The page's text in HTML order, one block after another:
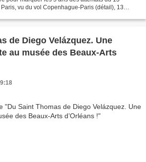
vu du vol Copenhague-Paris (détail), 13
de Diego Velázquez. Une
au musée des Beaux-Arts